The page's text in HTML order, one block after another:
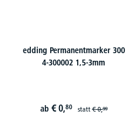
edding Permanentmarker 300
4-300002 1,5-3mm
ab € 0,80 statt€ 0,99